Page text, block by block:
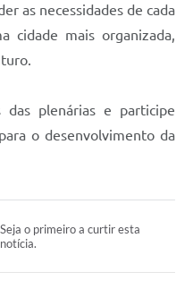
as necessidades de cada
cidade mais organizada,
plenárias e participe
o desenvolvimento da
Seja o primeiro a curtir esta
notícia.